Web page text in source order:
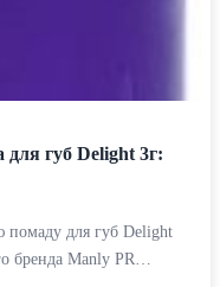
губ Delight 3г:
для губ Delight
бренда Manly PR…